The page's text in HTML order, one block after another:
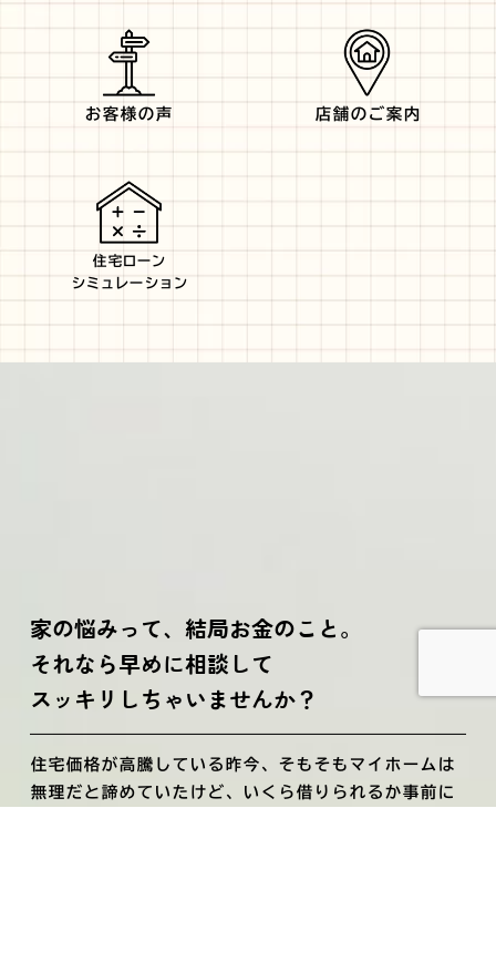
お客様の声 店舗のご案内
住宅ローン
シミュレーション
家の悩みって、結局お金のこと。
それなら早めに相談して
スッキリしちゃいませんか？
住宅価格が高騰している昨今、そもそもマイホームは
無理だと諦めていたけど、いくら借りられるか事前に